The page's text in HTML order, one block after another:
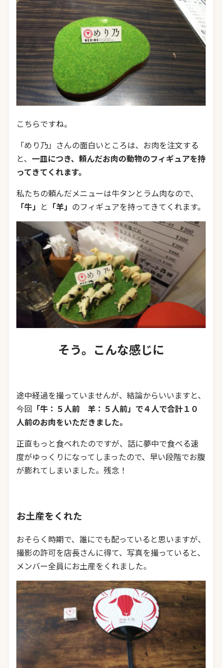
こちらですね。
「めり乃」さんの面白いところは、お肉を注文する
と、 一皿につき、頼んだお肉の動物のフィギュアを持
ってきてくれます。
私たちの頼んだメニューは牛タンとラム肉なので、
「牛」 と 「羊」 のフィギュアを持ってきてくれます。
そう。こんな感じに
途中経過を撮っていませんが、結論からいいますと、
今回 「牛：５人前 羊：５人前」で４人で合計１０
人前のお肉をいただきました。
正直もっと食べれたのですが、話に夢中で食べる速
度がゆっくりになってしまったので、早い段階でお腹
が膨れてしまいました。残念！
お土産をくれた
おそらく時期で、誰にでも配っていると思いますが、
撮影の許可を店長さんに得て、写真を撮っていると、
メンバー全員にお土産をくれました。